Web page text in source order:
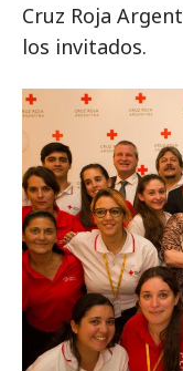
Cruz Roja
los invitados.